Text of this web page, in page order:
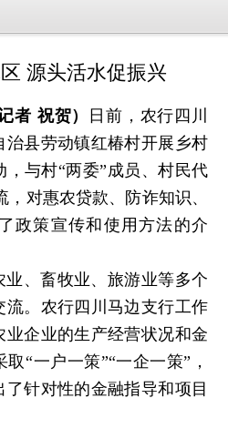
源头活水促振兴
者 祝贺）
日前，农行四川
治县劳动镇红椿村开展乡村
与村“两委”成员、村民代
对惠农贷款、防诈知识、
政策宣传和使用方法的介
业、畜牧业、旅游业等多个
流。农行四川马边支行工作
业企业的生产经营状况和金
“一户一策”“一企一策”，
针对性的金融指导和项目